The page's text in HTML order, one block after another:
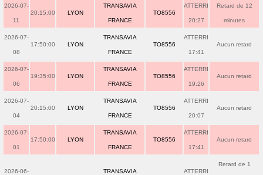
2026-07-
11
20:15:00 LYON
TRANSAVIA
FRANCE
TO8556
ATTERRI
20:27
Retard de 12
minutes
2026-07-
08
17:50:00 LYON
TRANSAVIA
FRANCE
TO8556
ATTERRI
17:41
Aucun retard
2026-07-
06
19:35:00 LYON
TRANSAVIA
FRANCE
TO8556
ATTERRI
19:26
Aucun retard
2026-07-
04
20:15:00 LYON
TRANSAVIA
FRANCE
TO8556
ATTERRI
20:07
Aucun retard
2026-07-
01
17:50:00 LYON
TRANSAVIA
FRANCE
TO8556
ATTERRI
17:41
Aucun retard
2026-06- TRANSAVIA ATTERRI
Retard de 1